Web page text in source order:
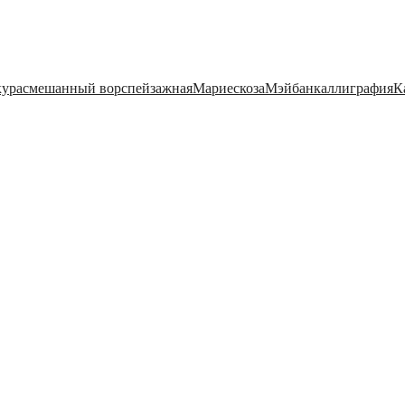
смешанный ворспейзажнаяМариескозаМэйбанкаллиграфия